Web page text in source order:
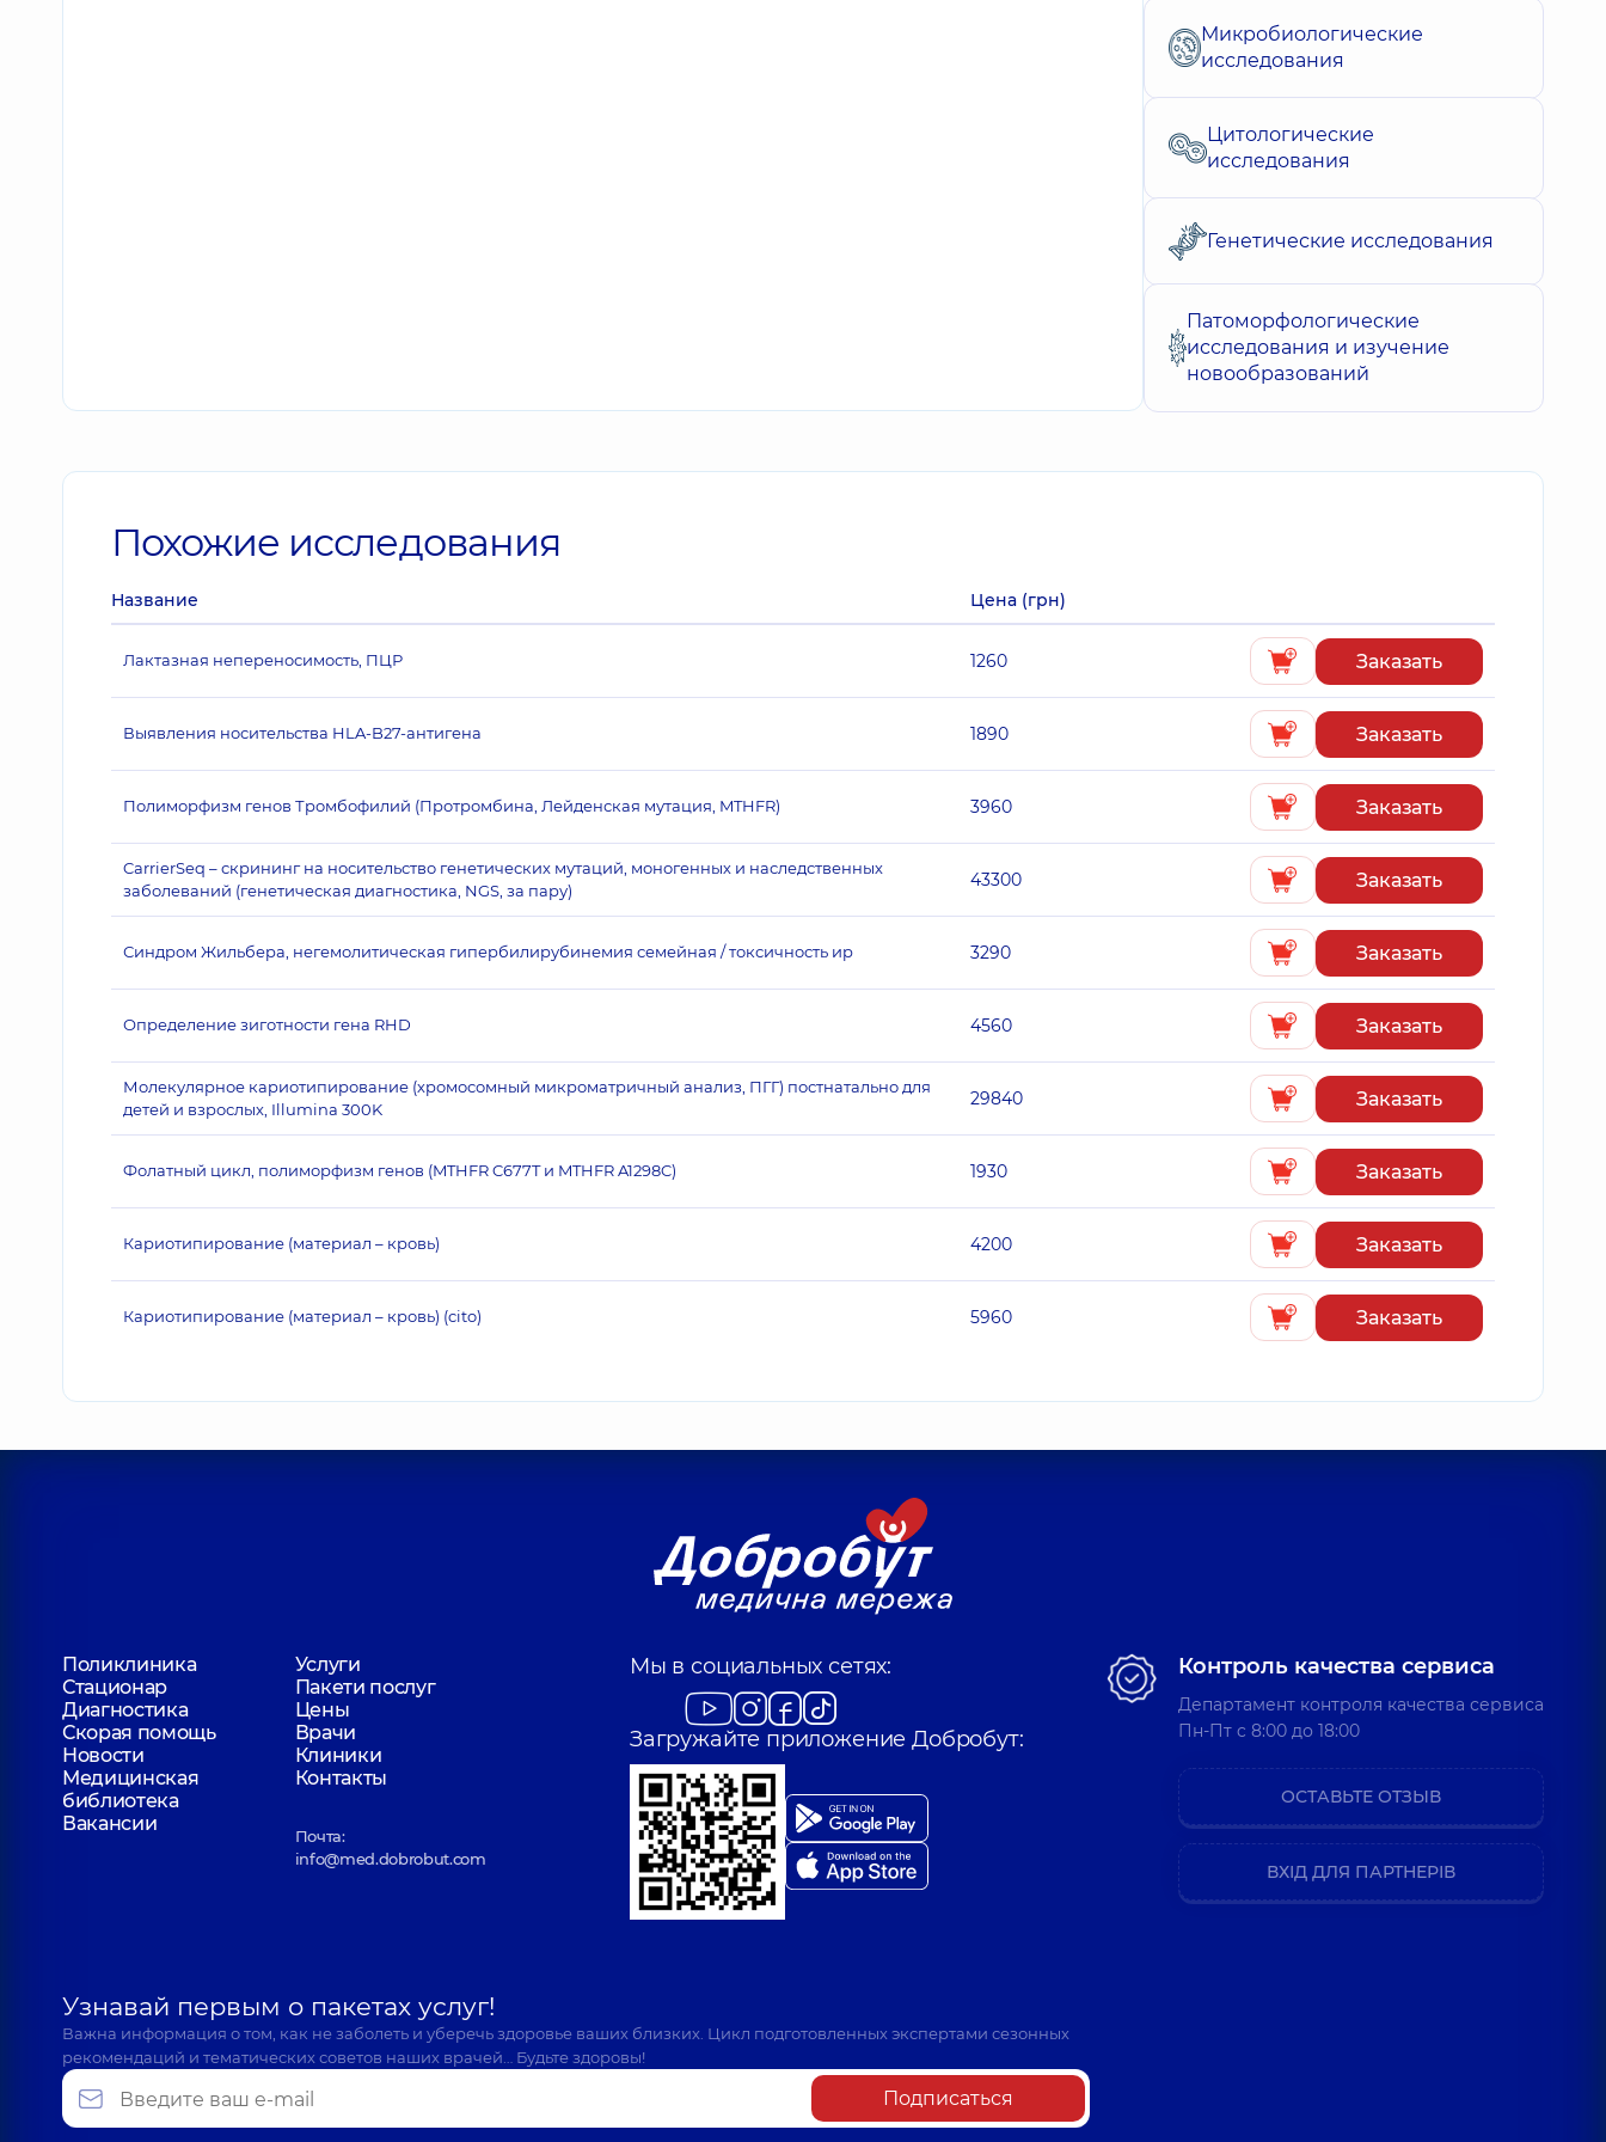
Микробиологические
исследования
Цитологические
исследования
Генетические исследования
Патоморфологические
исследования и изучение
новообразований
Похожие исследования
Название Цена (грн)
Лактазная непереносимость, ПЦР 1260 Заказать
Выявления носительства HLA-B27-антигена 1890 Заказать
Полиморфизм генов Тромбофилий (Протромбина, Лейденская мутация, MTHFR) 3960 Заказать
CarrierSeq – скрининг на носительство генетических мутаций, моногенных и наследственных
заболеваний (генетическая диагностика, NGS, за пару)
43300 Заказать
Синдром Жильбера, негемолитическая гипербилирубинемия семейная / токсичность ир 3290 Заказать
Определение зиготности гена RHD 4560 Заказать
Молекулярное кариотипирование (хромосомный микроматричный анализ, ПГГ) постнатально для
детей и взрослых, Illumina 300K
29840 Заказать
Фолатный цикл, полиморфизм генов (MTHFR C677T и MTHFR A1298C) 1930 Заказать
Кариотипирование (материал – кровь) 4200 Заказать
Кариотипирование (материал – кровь) (cito) 5960 Заказать
Поликлиника
Услуги
Стационар
Пакети послуг
Диагностика
Цены
Скорая помощь
Врачи
Новости
Клиники
Медицинская
библиотека
Контакты
Вакансии
Почта:
info@med.dobrobut.com
Мы в социальных сетях:
Загружайте приложение Добробут:
Узнавай первым о пакетах услуг!
Важна информация о том, как не заболеть и уберечь здоровье ваших близких. Цикл подготовленных экспертами сезонных
рекомендаций и тематических советов наших врачей… Будьте здоровы!
Подписаться
Контроль качества сервиса
Департамент контроля качества сервиса
Пн-Пт c 8:00 до 18:00
ОСТАВЬТЕ ОТЗЫВ
ВХІД ДЛЯ ПАРТНЕРІВ